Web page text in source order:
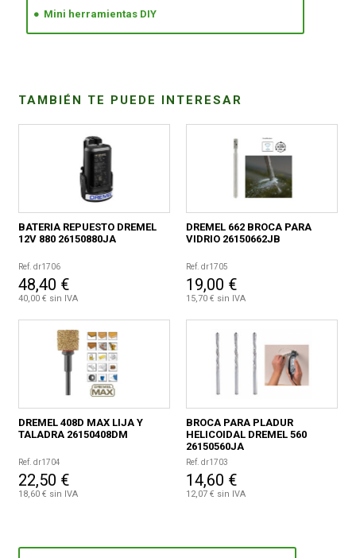
Mini herramientas DIY
TAMBIÉN TE PUEDE INTERESAR
BATERIA REPUESTO DREMEL
12V 880 26150880JA
Ref. dr1706
48,40 €
40,00 € sin IVA
DREMEL 662 BROCA PARA
VIDRIO 26150662JB
Ref. dr1705
19,00 €
15,70 € sin IVA
DREMEL 408D MAX LIJA Y
TALADRA 26150408DM
Ref. dr1704
22,50 €
18,60 € sin IVA
BROCA PARA PLADUR
HELICOIDAL DREMEL 560
26150560JA
Ref. dr1703
14,60 €
12,07 € sin IVA